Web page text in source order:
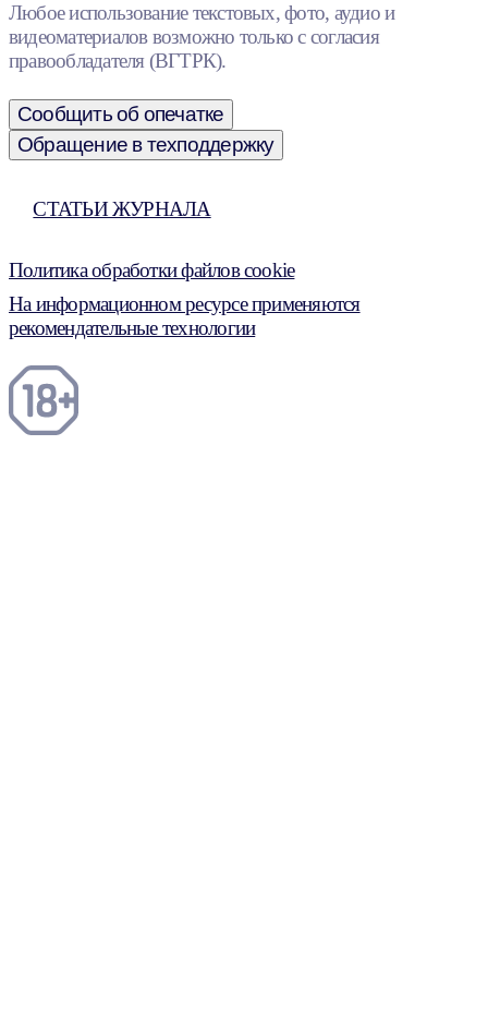
Любое использование текстовых, фото, аудио и
видеоматериалов возможно только с согласия
правообладателя (ВГТРК).
Сообщить об опечатке
Обращение в техподдержку
СТАТЬИ ЖУРНАЛА
Политика обработки файлов cookie
На информационном ресурсе применяются
рекомендательные технологии